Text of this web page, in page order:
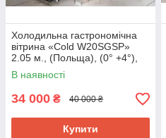
Холодильна гастрономічна
вітрина «Cold W20SGSP»
2.05 м., (Польща), (0° +4°),
викладка 72 см., Б/у
В наявності
34 000 ₴ 40 000 ₴
Купити